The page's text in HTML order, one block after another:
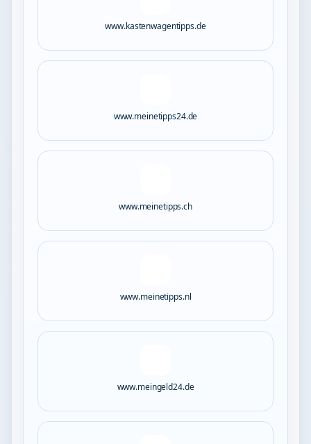
www.kastenwagentipps.de
www.meinetipps24.de
www.meinetipps.ch
www.meinetipps.nl
www.meingeld24.de